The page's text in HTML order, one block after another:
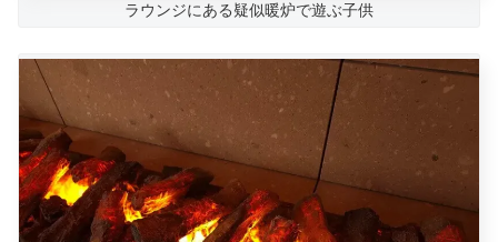
ラウンジにある疑似暖炉で遊ぶ子供